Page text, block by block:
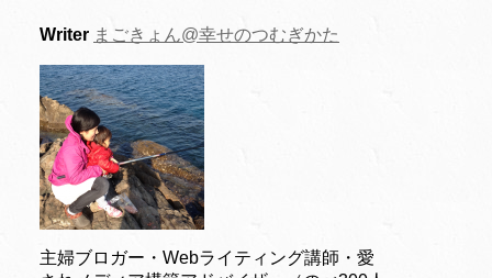
Writer まごきょん@幸せのつむぎかた
主婦ブロガー・Webライティング講師・愛